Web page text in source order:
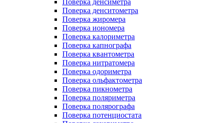
Поверка денсиметра
Поверка денситометра
Поверка жиромера
Поверка иономера
Поверка калориметра
Поверка капнографа
Поверка квантометра
Поверка нитратомера
Поверка одориметра
Поверка ольфактометра
Поверка пикнометра
Поверка поляриметра
Поверка полярографа
Поверка потенциостата